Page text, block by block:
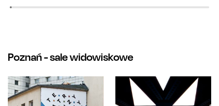
Poznań- sale widowiskowe